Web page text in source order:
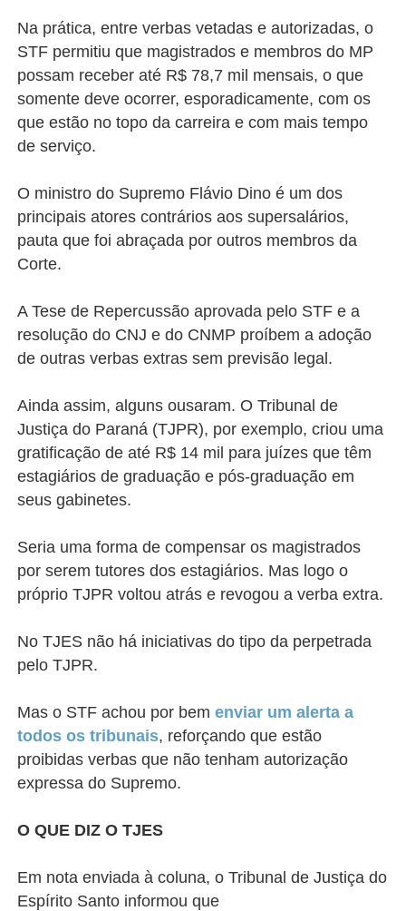
Na prática, entre verbas vetadas e autorizadas, o
STF permitiu que magistrados e membros do MP
possam receber até R$ 78,7 mil mensais, o que
somente deve ocorrer, esporadicamente, com os
que estão no topo da carreira e com mais tempo
de serviço.
O ministro do Supremo Flávio Dino é um dos
principais atores contrários aos supersalários,
pauta que foi abraçada por outros membros da
Corte.
A Tese de Repercussão aprovada pelo STF e a
resolução do CNJ e do CNMP proíbem a adoção
de outras verbas extras sem previsão legal.
Ainda assim, alguns ousaram. O Tribunal de
Justiça do Paraná (TJPR), por exemplo, criou uma
gratificação de até R$ 14 mil para juízes que têm
estagiários de graduação e pós-graduação em
seus gabinetes.
Seria uma forma de compensar os magistrados
por serem tutores dos estagiários. Mas logo o
próprio TJPR voltou atrás e revogou a verba extra.
No TJES não há iniciativas do tipo da perpetrada
pelo TJPR.
Mas o STF achou por bemenviar um alerta a
todos os tribunais, reforçando que estão
proibidas verbas que não tenham autorização
expressa do Supremo.
O QUE DIZ O TJES
Em nota enviada à coluna, o Tribunal de Justiça do
Espírito Santo informou que